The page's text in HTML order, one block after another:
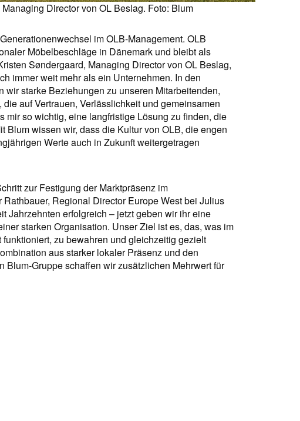
Director von OL Beslag. Foto: Blum
im OLB-Management. OLB
Möbelbeschläge in Dänemark und bleibt als
Søndergaard, Managing Director von OL Beslag,
immer weit mehr als ein Unternehmen. In den
wir starke Beziehungen zu unseren Mitarbeitenden,
auf Vertrauen, Verlässlichkeit und gemeinsamen
mir so wichtig, eine langfristige Lösung zu finden, die
Blum wissen wir, dass die Kultur von OLB, die engen
Werte auch in Zukunft weitergetragen
zur Festigung der Marktpräsenz im
Regional Director Europe West bei Julius
Jahrzehnten erfolgreich – jetzt geben wir ihr eine
starken Organisation. Unser Ziel ist es, das, was im
zu bewahren und gleichzeitig gezielt
aus starker lokaler Präsenz und den
Blum-Gruppe schaffen wir zusätzlichen Mehrwert für